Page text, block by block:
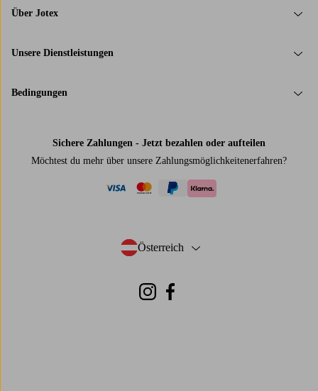
Über Jotex
Unsere Dienstleistungen
Bedingungen
Sichere Zahlungen - Jetzt bezahlen oder aufteilen
Möchtest du mehr über unsere Zahlungsmöglichkeitenerfahren?
Österreich
- Land auswählen